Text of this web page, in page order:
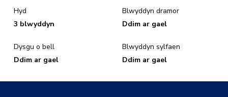
Hyd
3 blwyddyn
Dysgu o bell
Ddim ar gael
Blwyddyn dramor
Ddim ar gael
Blwyddyn sylfaen
Ddim ar gael